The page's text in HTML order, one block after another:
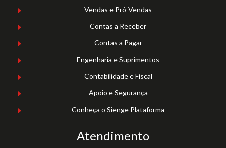
Vendas e Pró-Vendas
Contas a Receber
Contas a Pagar
Engenharia e Suprimentos
Contabilidade e Fiscal
Apoio e Segurança
Conheça o Sienge Plataforma
Atendimento